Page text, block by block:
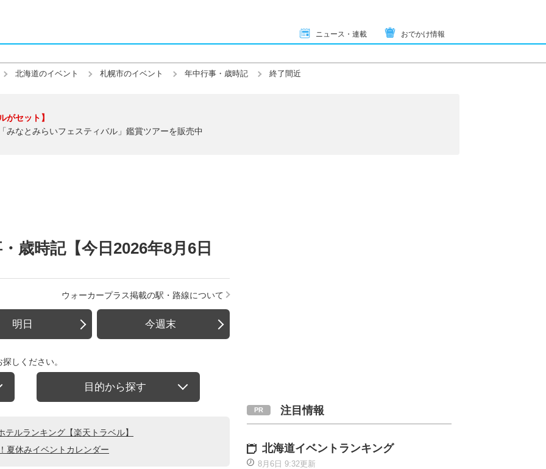
ニュース・連載 おでかけ情報
北海道のイベント 札幌市のイベント 年中行事・歳時記 終了間近
がセット】
みなとみらいフェスティバル」鑑賞ツアーを販売中
歳時記【今日2026年8月6日
ウォーカープラス掲載の駅・路線について
明日 今週末
しください。
目的から探す
ルランキング【楽天トラベル】
夏休みイベントカレンダー
注目情報
北海道イベントランキング
8月6日 9:32更新